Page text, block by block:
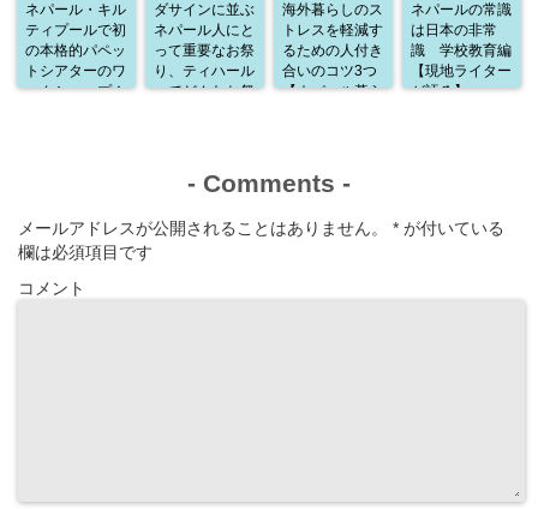
ネパール・キル
ティプールで初
の本格的パペッ
トシアターのワ
ークショップ！
ダサインに並ぶ
ネパール人にと
って重要なお祭
り、ティハール
ってどんなお祭
海外暮らしのス
トレスを軽減す
るための人付き
合いのコツ3つ
【ネパール暮ら
ネパールの常識
は日本の非常
識 学校教育編
【現地ライター
が語る】
- Comments -
メールアドレスが公開されることはありません。 * が付いている
欄は必須項目です
コメント